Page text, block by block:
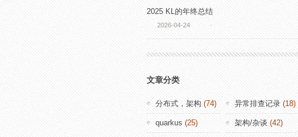
2025 KL的年终总结
2026-04-24 ·
文章分类
分布式，架构 (74) 异常排查记录 (18)
quarkus (25) 架构/杂谈 (42)